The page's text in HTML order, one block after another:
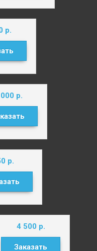
р.
р.
р.
4 500 р.
Заказать